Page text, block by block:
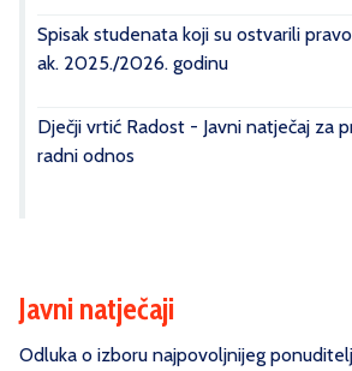
Spisak studenata koji su ostvarili
ak. 2025./2026. godinu
Dječji vrtić Radost - Javni natječaj za
radni odnos
Javni natječaji
Odluka o izboru najpovoljnijeg